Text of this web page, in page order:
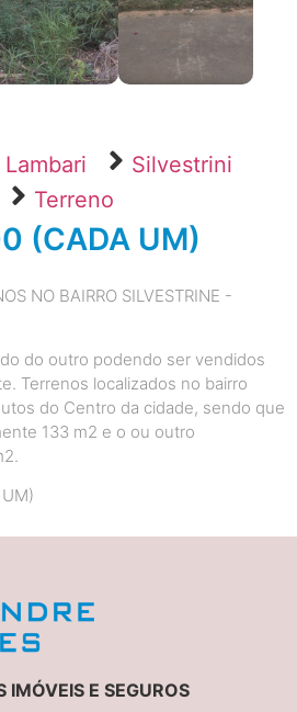
Lambari
Silvestrini
Terreno
(CADA UM)
NO BAIRRO SILVESTRINE -
do outro podendo ser vendidos
Terrenos localizados no bairro
do Centro da cidade, sendo que
133 m2 e o ou outro
IMÓVEIS E SEGUROS